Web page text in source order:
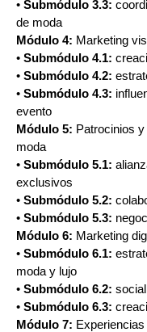
• Submódulo 3.3:
de moda
Módulo 4: Marketing
• Submódulo 4.1:
• Submódulo 4.2:
• Submódulo 4.3:
evento
Módulo 5: Patrocinios
moda
• Submódulo 5.1:
exclusivos
• Submódulo 5.2:
• Submódulo 5.3:
Módulo 6: Marketing
• Submódulo 6.1:
moda y lujo
• Submódulo 6.2:
• Submódulo 6.3:
Módulo 7: